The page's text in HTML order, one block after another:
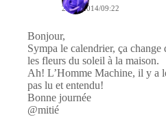
29/12/2014/09:22
Bonjour,
Sympa le calendrier, ça
les fleurs du soleil à la maison.
Ah! L’Homme Machine, il y a
pas lu et entendu!
Bonne journée
@mitié